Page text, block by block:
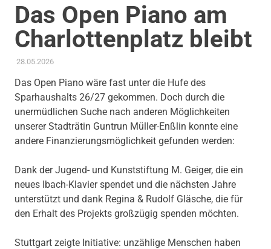
Das Open Piano am
Charlottenplatz bleibt
28.05.2026ADMIN
ERFOLGE
Das Open Piano wäre fast unter die Hufe des
Sparhaushalts 26/27 gekommen. Doch durch die
unermüdlichen Suche nach anderen Möglichkeiten
unserer Stadträtin Guntrun Müller-Enßlin konnte eine
andere Finanzierungsmöglichkeit gefunden werden:
Dank der Jugend- und Kunststiftung M. Geiger, die ein
neues Ibach-Klavier spendet und die nächsten Jahre
unterstützt und dank Regina & Rudolf Gläsche, die für
den Erhalt des Projekts großzügig spenden möchten.
Stuttgart zeigte Initiative: unzählige Menschen haben